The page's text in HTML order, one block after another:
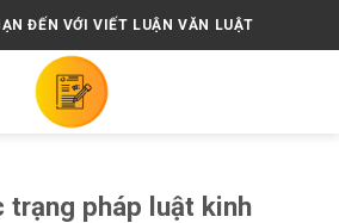
ĐẾN VỚI VIẾT LUẬN VĂN LUẬT
trạng pháp luật kinh